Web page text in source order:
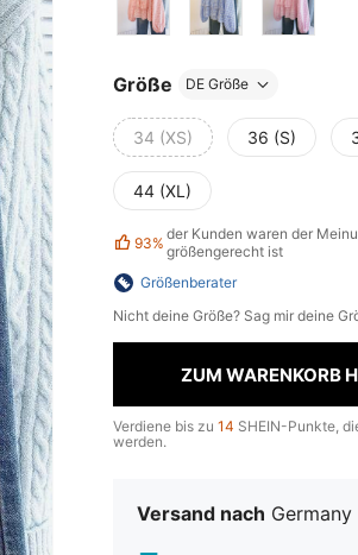
Größe DE Größe
34 (XS) 36 (S)
44 (XL)
93% der Kunden waren der
größengerecht ist
Größenberater
Nicht deine Größe? Sag mir deine
ZUM WARENKORB
Verdiene bis zu 14 SHEIN-Punkte,
werden.
Versand nach Germany